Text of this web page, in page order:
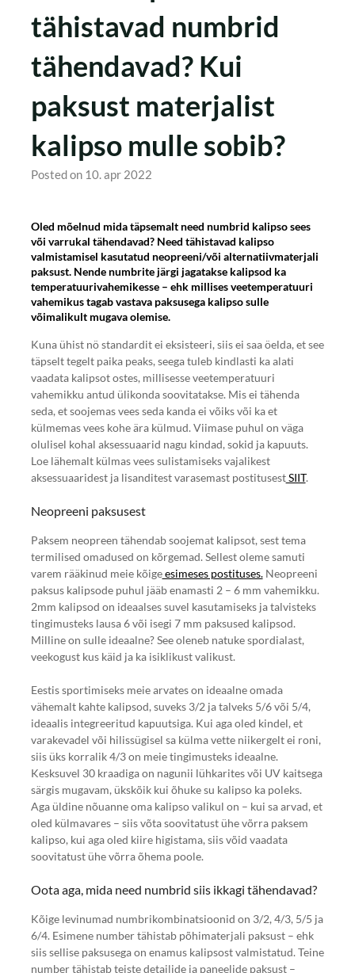
tähistavad numbrid
tähendavad? Kui
paksust materjalist
kalipso mulle sobib?
Posted on 10. apr 2022
Oled mõelnud mida täpsemalt need numbrid kalipso sees
või varrukal tähendavad? Need tähistavad kalipso
valmistamisel kasutatud neopreeni/või alternatiivmaterjali
paksust. Nende numbrite järgi jagatakse kalipsod ka
temperatuurivahemikesse – ehk millises veetemperatuuri
vahemikus tagab vastava paksusega kalipso sulle
võimalikult mugava olemise.
Kuna ühist nö standardit ei eksisteeri, siis ei saa öelda, et see
täpselt tegelt paika peaks, seega tuleb kindlasti ka alati
vaadata kalipsot ostes, millisesse veetemperatuuri
vahemikku antud ülikonda soovitatakse. Mis ei tähenda
seda, et soojemas vees seda kanda ei võiks või ka et
külmemas vees kohe ära külmud. Viimase puhul on väga
olulisel kohal aksessuaarid nagu kindad, sokid ja kapuuts.
Loe lähemalt külmas vees sulistamiseks vajalikest
aksessuaaridest ja lisanditest varasemast postitusestSIIT.
Neopreeni paksusest
Paksem neopreen tähendab soojemat kalipsot, sest tema
termilised omadused on kõrgemad. Sellest oleme samuti
varem rääkinud meie kõigeesimeses postituses.Neopreeni
paksus kalipsode puhul jääb enamasti 2 – 6 mm vahemikku.
2mm kalipsod on ideaalses suvel kasutamiseks ja talvisteks
tingimusteks lausa 6 või isegi 7 mm paksused kalipsod.
Milline on sulle ideaalne? See oleneb natuke spordialast,
veekogust kus käid ja ka isiklikust valikust.
Eestis sportimiseks meie arvates on ideaalne omada
vähemalt kahte kalipsod, suveks 3/2 ja talveks 5/6 või 5/4,
ideaalis integreeritud kapuutsiga. Kui aga oled kindel, et
varakevadel või hilissügisel sa külma vette niikergelt ei roni,
siis üks korralik 4/3 on meie tingimusteks ideaalne.
Kesksuvel 30 kraadiga on nagunii lühkarites või UV kaitsega
särgis mugavam, ükskõik kui õhuke su kalipso ka poleks.
Aga üldine nõuanne oma kalipso valikul on – kui sa arvad, et
oled külmavares – siis võta soovitatust ühe võrra paksem
kalipso, kui aga oled kiire higistama, siis võid vaadata
soovitatust ühe võrra õhema poole.
Oota aga, mida need numbrid siis ikkagi tähendavad?
Kõige levinumad numbrikombinatsioonid on 3/2, 4/3, 5/5 ja
6/4. Esimene number tähistab põhimaterjali paksust – ehk
siis sellise paksusega on enamus kalipsost valmistatud. Teine
number tähistab teiste detailide ja paneelide paksust –